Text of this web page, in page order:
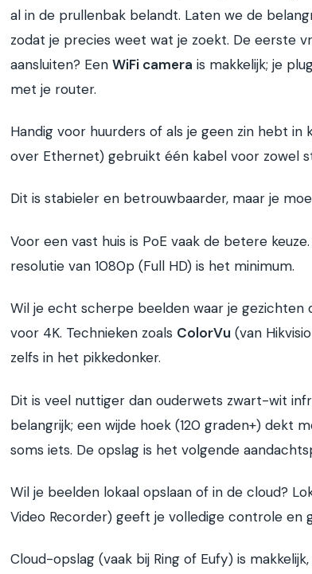
al in de prullenbak belandt. Laten we de
zodat je precies weet wat je zoekt. De eerste
aansluiten? Een WiFi camera is makkelijk; je
met je router.
Handig voor huurders of als je geen zin hebt in
over Ethernet) gebruikt één kabel voor zowel
Dit is stabieler en betrouwbaarder, maar je
Voor een vast huis is PoE vaak de betere
resolutie van 1080p (Full HD) is het minimum.
Wil je echt scherpe beelden waar je gezichten
voor 4K. Technieken zoals ColorVu (van
zelfs in het pikkedonker.
Dit is veel nuttiger dan ouderwets zwart-wit
belangrijk; een wijde hoek (120 graden+) dekt
soms iets. De opslag is het volgende
Wil je beelden lokaal opslaan of in de cloud?
Video Recorder) geeft je volledige controle en
Cloud-opslag (vaak bij Ring of Eufy) is